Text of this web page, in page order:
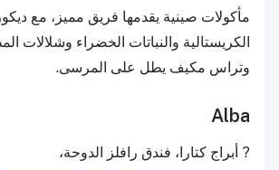
مأكولات صينية يقدمها فريق مميز، مع
الكريستالية والنباتات الخضراء وشلالات
وتراس مكيف يطل على المرسى.
Alba
? أبراج كتارا، فندق رافلز الدوحة،